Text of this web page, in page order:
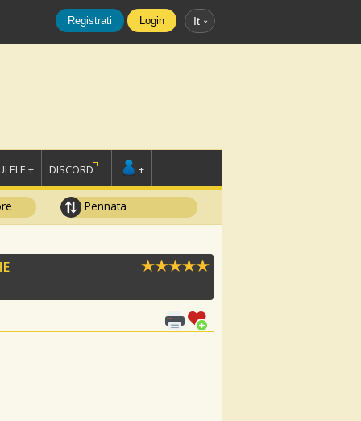
Registrati Login It
+ DISCORD +
Pennata